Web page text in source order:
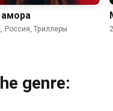
Россия, Триллеры
genre: